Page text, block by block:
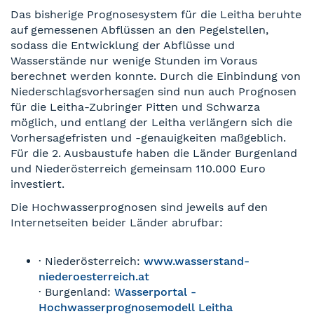
Das bisherige Prognosesystem für die Leitha beruhte
auf gemessenen Abflüssen an den Pegelstellen,
sodass die Entwicklung der Abflüsse und
Wasserstände nur wenige Stunden im Voraus
berechnet werden konnte. Durch die Einbindung von
Niederschlagsvorhersagen sind nun auch Prognosen
für die Leitha-Zubringer Pitten und Schwarza
möglich, und entlang der Leitha verlängern sich die
Vorhersagefristen und -genauigkeiten maßgeblich.
Für die 2. Ausbaustufe haben die Länder Burgenland
und Niederösterreich gemeinsam 110.000 Euro
investiert.
Die Hochwasserprognosen sind jeweils auf den
Internetseiten beider Länder abrufbar:
· Niederösterreich: www.wasserstand-
niederoesterreich.at
· Burgenland: Wasserportal -
Hochwasserprognosemodell Leitha